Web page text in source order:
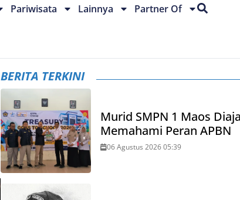
Pariwisata Lainnya Partner Of
BERITA TERKINI
Murid SMPN 1 Maos
Memahami Peran APBN
06 Agustus 2026 05:39